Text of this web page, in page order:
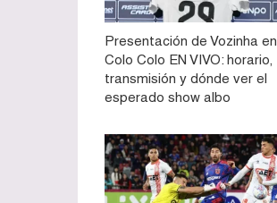
Presentación de Vozinha en
Colo Colo EN VIVO: horario,
transmisión y dónde ver el
esperado show albo